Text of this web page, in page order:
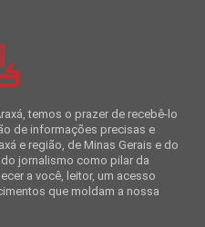
temos o prazer de recebê-lo
de informações precisas e
e região, de Minas Gerais e do
jornalismo como pilar da
a você, leitor, um acesso
que moldam a nossa